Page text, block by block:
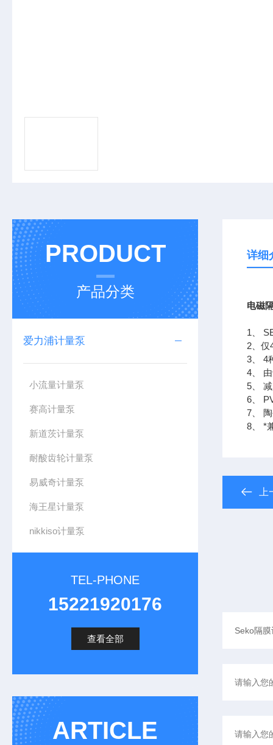
PRODUCT
产品分类
爱力浦计量泵
小流量计量泵
赛高计量泵
新道茨计量泵
耐酸齿轮计量泵
易威奇计量泵
海王星计量泵
nikkiso计量泵
TEL-PHONE
15221920176
查看全部
ARTICLE
详细
电磁
1、
2、仅
3、 4
4、
5、
6、
7、
8、 *